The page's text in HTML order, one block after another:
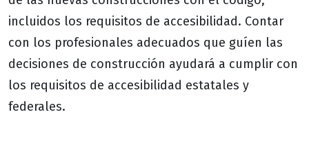
incluidos los requisitos de accesibilidad. Contar
con los profesionales adecuados que guíen las
decisiones de construcción ayudará a cumplir con
los requisitos de accesibilidad estatales y
federales.